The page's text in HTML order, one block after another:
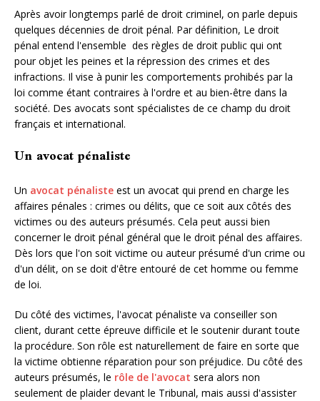
Après avoir longtemps parlé de droit criminel, on parle depuis
quelques décennies de droit pénal. Par définition, Le droit
pénal entend l'ensemble des règles de droit public qui ont
pour objet les peines et la répression des crimes et des
infractions. Il vise à punir les comportements prohibés par la
loi comme étant contraires à l'ordre et au bien-être dans la
société. Des avocats sont spécialistes de ce champ du droit
français et international.
Un avocat pénaliste
Un avocat pénaliste est un avocat qui prend en charge les
affaires pénales : crimes ou délits, que ce soit aux côtés des
victimes ou des auteurs présumés. Cela peut aussi bien
concerner le droit pénal général que le droit pénal des affaires.
Dès lors que l'on soit victime ou auteur présumé d'un crime ou
d'un délit, on se doit d'être entouré de cet homme ou femme
de loi.
Du côté des victimes, l'avocat pénaliste va conseiller son
client, durant cette épreuve difficile et le soutenir durant toute
la procédure. Son rôle est naturellement de faire en sorte que
la victime obtienne réparation pour son préjudice. Du côté des
auteurs présumés, le rôle de l'avocat sera alors non
seulement de plaider devant le Tribunal, mais aussi d'assister